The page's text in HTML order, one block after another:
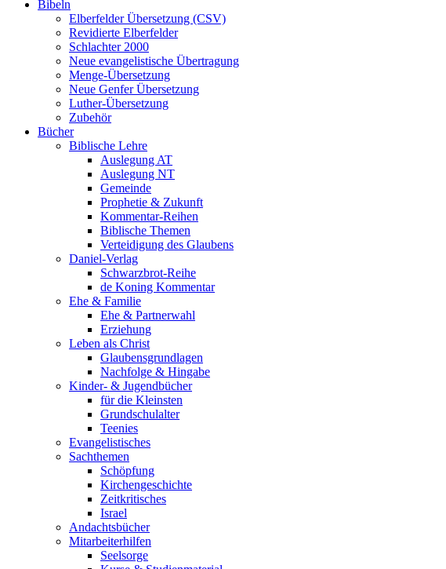
Bibeln
Elberfelder Übersetzung (CSV)
Revidierte Elberfelder
Schlachter 2000
Neue evangelistische Übertragung
Menge-Übersetzung
Neue Genfer Übersetzung
Luther-Übersetzung
Zubehör
Bücher
Biblische Lehre
Auslegung AT
Auslegung NT
Gemeinde
Prophetie & Zukunft
Kommentar-Reihen
Biblische Themen
Verteidigung des Glaubens
Daniel-Verlag
Schwarzbrot-Reihe
de Koning Kommentar
Ehe & Familie
Ehe & Partnerwahl
Erziehung
Leben als Christ
Glaubensgrundlagen
Nachfolge & Hingabe
Kinder- & Jugendbücher
für die Kleinsten
Grundschulalter
Teenies
Evangelistisches
Sachthemen
Schöpfung
Kirchengeschichte
Zeitkritisches
Israel
Andachtsbücher
Mitarbeiterhilfen
Seelsorge